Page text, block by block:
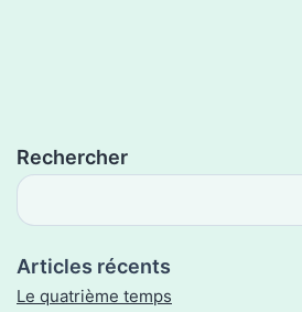
Rechercher
Articles récents
Le quatrième temps